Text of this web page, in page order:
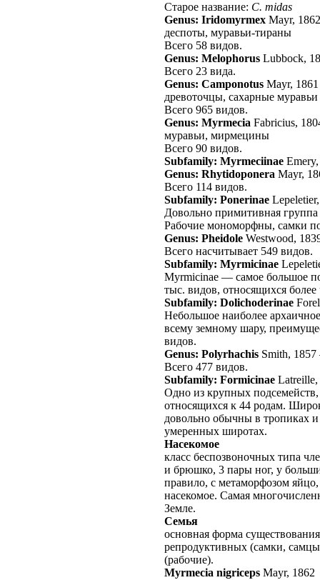
Старое название: C. midas
Genus: Iridomyrmex Mayr,
деспоты, муравьи-тираны
Всего 58 видов.
Genus: Melophorus Lubbock,
Всего 23 вида.
Genus: Camponotus Mayr, 1861
древоточцы, сахарные муравьи
Всего 965 видов.
Genus: Myrmecia Fabricius,
муравьи, мирмецины
Всего 90 видов.
Subfamily: Myrmeciinae
Genus: Rhytidoponera Mayr,
Всего 114 видов.
Subfamily: Ponerinae
Довольно примитивная
Рабочие мономорфны, самки
Genus: Pheidole Westwood,
Всего насчитывает 549 видов.
Subfamily: Myrmicinae
Myrmicinae — самое большое
тыс. видов, относящихся
Subfamily: Dolichoderinae
Небольшое наиболее
всему земному шару,
видов.
Genus: Polyrhachis Smith, 1857
Всего 477 видов.
Subfamily: Formicinae Latreille,
Одно из крупных
относящихся к 44 родам.
довольно обычны в тропиках
умеренных широтах.
Насекомое
класс беспозвоночных типа
и брюшко, 3 пары ног, у
правило, с метаморфозом
насекомое. Самая
Земле.
Семья
основная форма
репродуктивных (самки,
(рабочие).
Myrmecia nigriceps Mayr, 1862